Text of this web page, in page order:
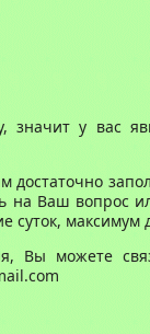
значит у вас
достаточно
на Ваш вопрос
суток, максимум
Вы можете